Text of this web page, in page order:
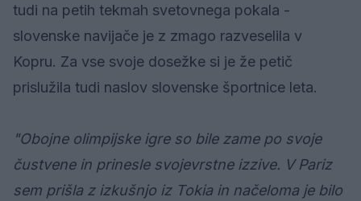
tudi na petih tekmah svetovnega pokala -
slovenske navijače je z zmago razveselila v
Kopru. Za vse svoje dosežke si je že petič
prislužila tudi naslov slovenske športnice leta.
"Obojne olimpijske igre so bile zame po svoje
čustvene in prinesle svojevrstne izzive. V Pariz
sem prišla z izkušnjo iz Tokia in načeloma je bilo